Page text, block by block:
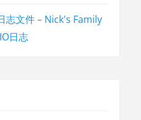
志文件 – Nick's Family
日志